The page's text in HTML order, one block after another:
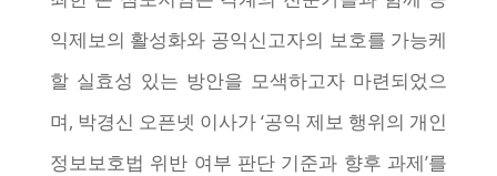
익제보의 활성화와 공익신고자의 보호를 가능케
할 실효성 있는 방안을 모색하고자 마련되었으
며, 박경신 오픈넷 이사가 ‘공익 제보 행위의 개인
정보보호법 위반 여부 판단 기준과 향후 과제’를